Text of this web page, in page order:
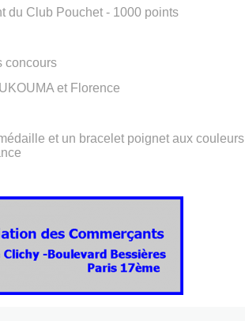
du Club Pouchet - 1000 points
concours
et Florence
et un bracelet poignet aux couleurs